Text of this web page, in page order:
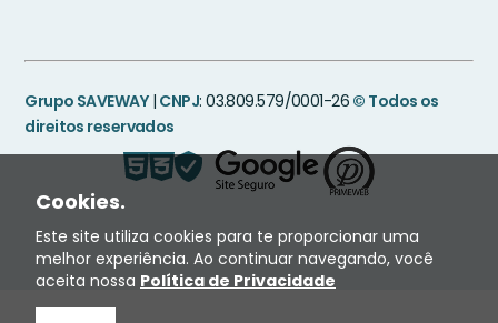
Grupo SAVEWAY| CNPJ: 03.809.579/0001-26 © Todos os
direitos reservados
Cookies.
Este site utiliza cookies para te proporcionar uma
melhor experiência. Ao continuar navegando, você
aceita nossa Política de Privacidade